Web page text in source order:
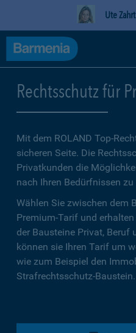
Ute
Rechtsschutz für
Mit dem ROLAND Top-
sicheren Seite. Die
Privatkunden die
nach Ihren Bedürfnissen
Wählen Sie zwischen dem
Premium-Tarif und
der Bausteine Privat, Beruf
können sie Ihren Tarif um
wie zum Beispiel den
Strafrechtsschutz-Baustein.